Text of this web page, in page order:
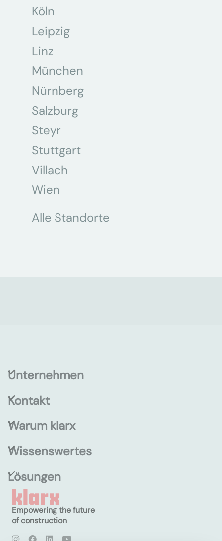
Köln
Leipzig
Linz
München
Nürnberg
Salzburg
Steyr
Stuttgart
Villach
Wien
Alle Standorte
Unternehmen
Kontakt
Warum klarx
Wissenswertes
Lösungen
Empowering the future
of construction